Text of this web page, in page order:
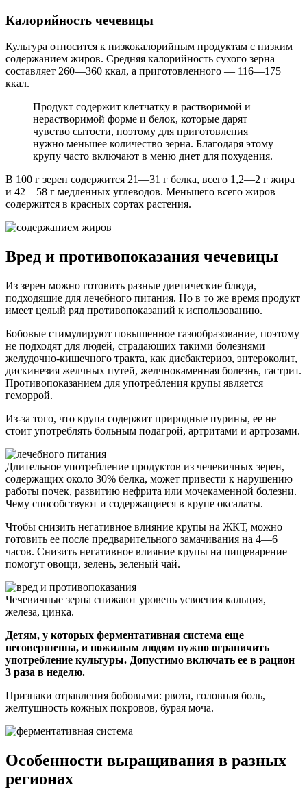
Калорийность чечевицы
Культура относится к низкокалорийным продуктам с низким
содержанием жиров. Средняя калорийность сухого зерна
составляет 260—360 ккал, а приготовленного — 116—175
ккал.
Продукт содержит клетчатку в растворимой и
нерастворимой форме и белок, которые дарят
чувство сытости, поэтому для приготовления
нужно меньшее количество зерна. Благодаря этому
крупу часто включают в меню диет для похудения.
В 100 г зерен содержится 21—31 г белка, всего 1,2—2 г жира
и 42—58 г медленных углеводов. Меньшего всего жиров
содержится в красных сортах растения.
Вред и противопоказания чечевицы
Из зерен можно готовить разные диетические блюда,
подходящие для лечебного питания. Но в то же время продукт
имеет целый ряд противопоказаний к использованию.
Бобовые стимулируют повышенное газообразование, поэтому
не подходят для людей, страдающих такими болезнями
желудочно-кишечного тракта, как дисбактериоз, энтероколит,
дискинезия желчных путей, желчнокаменная болезнь, гастрит.
Противопоказанием для употребления крупы является
геморрой.
Из-за того, что крупа содержит природные пурины, ее не
стоит употреблять больным подагрой, артритами и артрозами.
Длительное употребление продуктов из чечевичных зерен,
содержащих около 30% белка, может привести к нарушению
работы почек, развитию нефрита или мочекаменной болезни.
Чему способствуют и содержащиеся в крупе оксалаты.
Чтобы снизить негативное влияние крупы на ЖКТ, можно
готовить ее после предварительного замачивания на 4—6
часов. Снизить негативное влияние крупы на пищеварение
помогут овощи, зелень, зеленый чай.
Чечевичные зерна снижают уровень усвоения кальция,
железа, цинка.
Детям, у которых ферментативная система еще
несовершенна, и пожилым людям нужно ограничить
употребление культуры. Допустимо включать ее в рацион
3 раза в неделю.
Признаки отравления бобовыми: рвота, головная боль,
желтушность кожных покровов, бурая моча.
Особенности выращивания в разных
регионах